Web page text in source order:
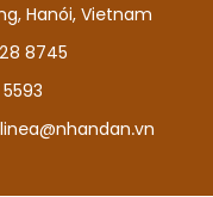
Hanói, Vietnam
8745